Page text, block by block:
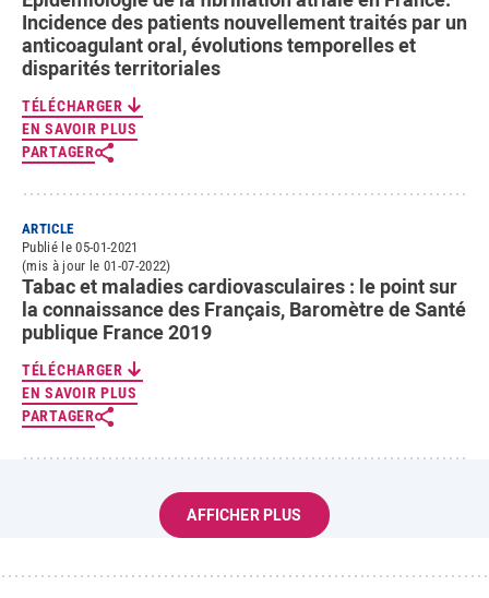
Incidence des patients nouvellement traités par un
anticoagulant oral, évolutions temporelles et
disparités territoriales
TÉLÉCHARGER
EN SAVOIR PLUS
PARTAGER
ARTICLE
Publié le 05-01-2021
(mis à jour le 01-07-2022)
Tabac et maladies cardiovasculaires : le point sur
la connaissance des Français, Baromètre de Santé
publique France 2019
TÉLÉCHARGER
EN SAVOIR PLUS
PARTAGER
AFFICHER PLUS